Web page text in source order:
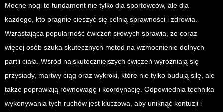
Mocne nogi to fundament nie tylko dla sportowców, ale dla
każdego, kto pragnie cieszyć się pełnią sprawności i zdrowia.
Wzrastająca popularność ćwiczeń siłowych sprawia, że coraz
więcej osób szuka skutecznych metod na wzmocnienie dolnych
partii ciała. Wśród najskuteczniejszych ćwiczeń wyróżniają się
przysiady, martwy ciąg oraz wykroki, które nie tylko budują siłę, ale
także poprawiają równowagę i koordynację. Odpowiednia technika
wykonywania tych ruchów jest kluczowa, aby uniknąć kontuzji i